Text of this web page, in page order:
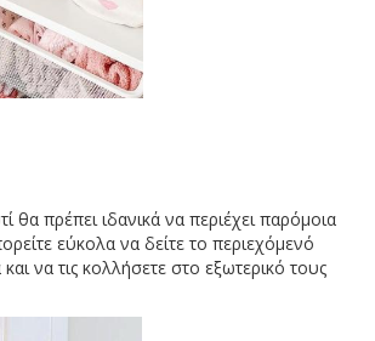
πρέπει ιδανικά να περιέχει παρόμοια
εύκολα να δείτε το περιεχόμενό
να τις κολλήσετε στο εξωτερικό τους